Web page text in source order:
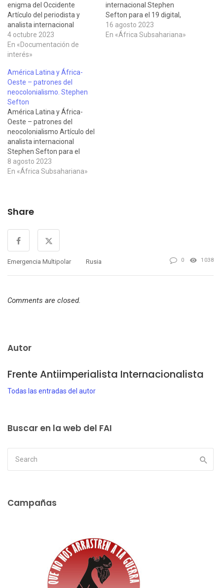
enigma del Occidente
Artículo del periodista y
analista internacional
Stephen Sefton publicado
en Radio la Primerísima de
Nicaragua el 2 de octubre de
importancia de la visita de
Kim Jong-un a Rusia y su
encuentro con Vladimir
Putin como signos…
4 octubre 2023
En «Documentación de
interés»
internacional Stephen
Sefton para el 19 digital,
publicado el 14 de agosto de
2023. En la historia del
16 agosto 2023
En «África Subsahariana»
América Latina y África-
Oeste – patrones del
neocolonialismo. Stephen
Sefton
América Latina y África-
Oeste – patrones del
neocolonialismo Artículo del
analista internacional
Stephen Sefton para el
Diario Barricada, publicado
el 7 de agosto de 2023. "En
reivindicaciones
el contexto de esta
contraproducente
ocupación militar extranjera
y…
8 agosto 2023
En «África Subsahariana»
Share
Emergencia Multipolar Rusia 0 1038
Comments are closed.
Autor
Frente Antiimperialista Internacionalista
Todas las entradas del autor
Buscar en la web del FAI
Campañas